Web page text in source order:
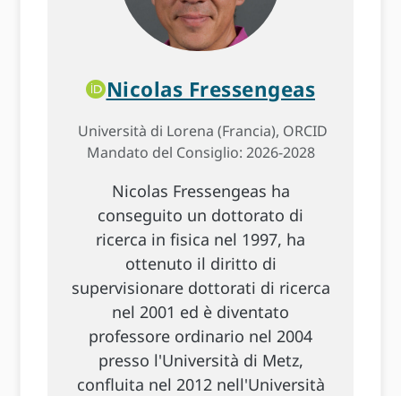
Nicolas Fressengeas
Università di Lorena (Francia), ORCID
Mandato del Consiglio: 2026-2028
Nicolas Fressengeas ha
conseguito un dottorato di
ricerca in fisica nel 1997, ha
ottenuto il diritto di
supervisionare dottorati di ricerca
nel 2001 ed è diventato
professore ordinario nel 2004
presso l'Università di Metz,
confluita nel 2012 nell'Università